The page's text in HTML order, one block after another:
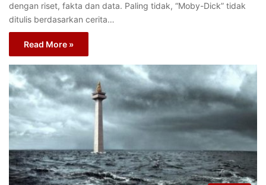
dengan riset, fakta dan data. Paling tidak, “Moby-Dick” tidak
ditulis berdasarkan cerita…
Read More »